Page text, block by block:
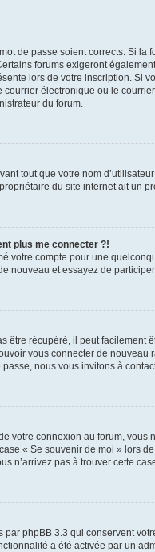
de passe soient corrects. Si
forums exigeront
lors de votre inscription. Si
électronique ou le
du forum.
tout que votre nom
du site internet ait un
plus me connecter ?!
votre compte pour une
nouveau et essayez de
être récupéré, il peut
vous connecter de nouveau
nous vous invitons à
votre connexion au forum,
« Se souvenir de moi » lors
n’arrivez pas à trouver cette
phpBB 3.3 qui conservent
a été activée par un